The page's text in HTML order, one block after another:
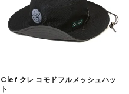
Clef クレ コモドフルメッシュハッ
ト